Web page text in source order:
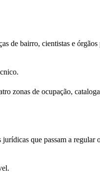
de bairro, cientistas e
zonas de ocupação,
que passam a regular